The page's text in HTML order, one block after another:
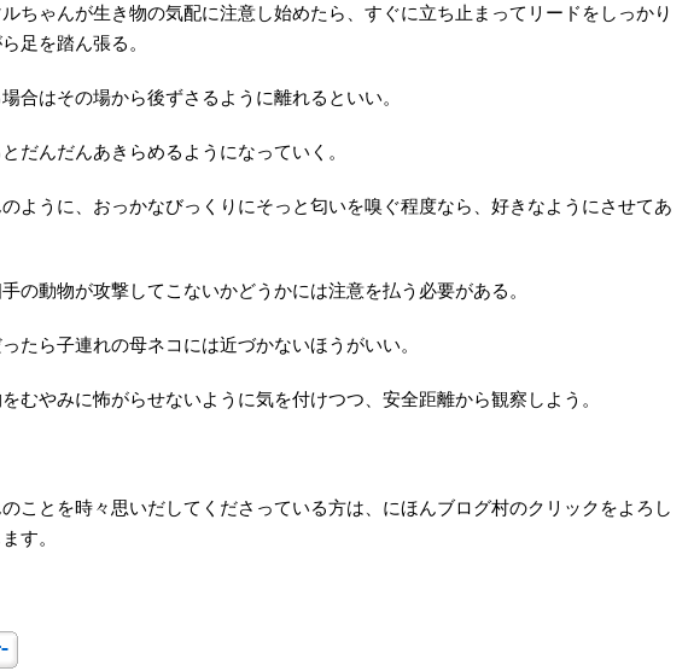
ちゃんが生き物の気配に注意し始めたら、すぐに立ち止まってリードをしっかり
足を踏ん張る。
合はその場から後ずさるように離れるといい。
だんだんあきらめるようになっていく。
ように、おっかなびっくりにそっと匂いを嗅ぐ程度なら、好きなようにさせてあ
の動物が攻撃してこないかどうかには注意を払う必要がある。
たら子連れの母ネコには近づかないほうがいい。
むやみに怖がらせないように気を付けつつ、安全距離から観察しよう。
ことを時々思いだしてくださっている方は、にほんブログ村のクリックをよろし
す。